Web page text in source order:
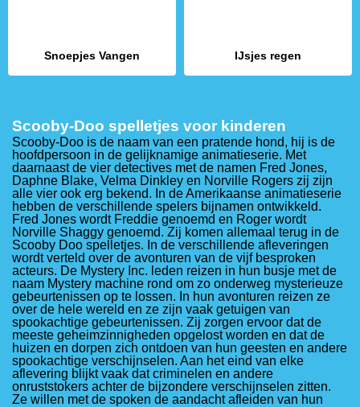
Snoepjes Vangen IJsjes regen
Scooby-Doo spelletjes voor kinderen
Scooby-Doo is de naam van een pratende hond, hij is de
hoofdpersoon in de gelijknamige animatieserie. Met
daarnaast de vier detectives met de namen Fred Jones,
Daphne Blake, Velma Dinkley en Norville Rogers zij zijn
alle vier ook erg bekend. In de Amerikaanse animatieserie
hebben de verschillende spelers bijnamen ontwikkeld.
Fred Jones wordt Freddie genoemd en Roger wordt
Norville Shaggy genoemd. Zij komen allemaal terug in de
Scooby Doo spelletjes. In de verschillende afleveringen
wordt verteld over de avonturen van de vijf besproken
acteurs. De Mystery Inc. leden reizen in hun busje met de
naam Mystery machine rond om zo onderweg mysterieuze
gebeurtenissen op te lossen. In hun avonturen reizen ze
over de hele wereld en ze zijn vaak getuigen van
spookachtige gebeurtenissen. Zij zorgen ervoor dat de
meeste geheimzinnigheden opgelost worden en dat de
huizen en dorpen zich ontdoen van hun geesten en andere
spookachtige verschijnselen. Aan het eind van elke
aflevering blijkt vaak dat criminelen en andere
onruststokers achter de bijzondere verschijnselen zitten.
Ze willen met de spoken de aandacht afleiden van hun